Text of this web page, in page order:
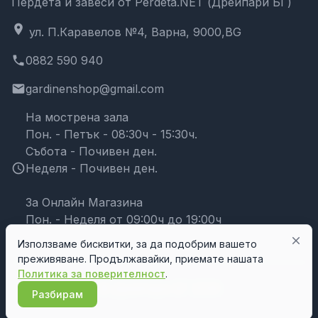
location_on ул. П.Каравелов №4, Варна, 9000,BG
phone0882 590 940
emailgardinenshop@gmail.com
schedule
На мострена зала
Пон. - Петък - 08:30ч - 15:30ч.
Събота - Почивен ден.
Неделя - Почивен ден.
За Онлайн Магазина
Пон. - Неделя от 09:00ч до 19:00ч
close
Използваме бисквитки, за да подобрим вашето
преживяване. Продължавайки, приемате нашата
Политика за поверителност.
Разбирам